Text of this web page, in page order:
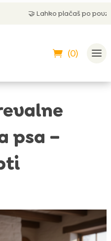
plačaš po povzetju
(0)
psa –